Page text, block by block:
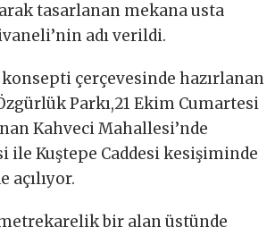
tasarlanan mekana usta
adı verildi.
çerçevesinde hazırlanan
Parkı,21 Ekim Cumartesi
Kahveci Mahallesi’nde
ile Kuştepe Caddesi kesişiminde
açılıyor.
bir alan üstünde